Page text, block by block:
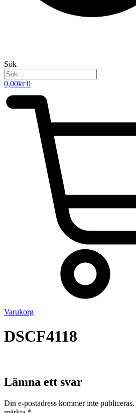
Sök
0,00kr 0
Varukorg
DSCF4118
Lämna ett svar
Din e-postadress kommer inte publiceras.